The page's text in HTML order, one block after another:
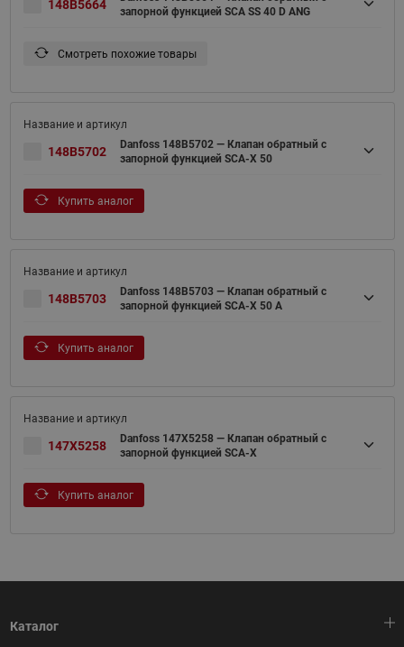
148B5664
запорной функцией SCA SS 40 D ANG
Смотреть похожие товары
148B5702
Danfoss 148B5702 — Клапан обратный с
запорной функцией SCA-X 50
Купить аналог
148B5703
Danfoss 148B5703 — Клапан обратный с
запорной функцией SCA-X 50 A
Купить аналог
147X5258
Danfoss 147X5258 — Клапан обратный с
запорной функцией SCA-X
Купить аналог
Каталог